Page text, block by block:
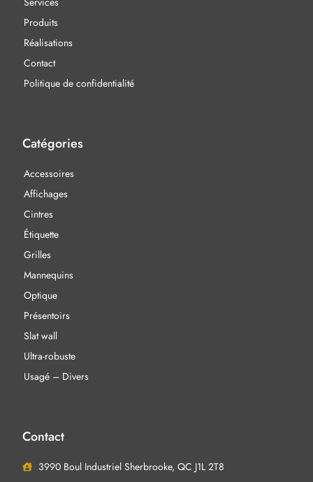
Produits
Réalisations
Contact
Politique de confidentialité
Catégories
Accessoires
Affichages
Cintres
Étiquette
Grilles
Mannequins
Optique
Présentoirs
Slat wall
Ultra-robuste
Usagé – Divers
Contact
3990 Boul Industriel Sherbrooke, QC J1L 2T8